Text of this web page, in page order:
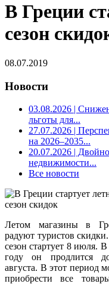
В Греции
сезон
08.07.2019
Новости
03.08.2026 |
льготы для...
27.07.2026 |
на 2026–2035...
20.07.2026 |
недвижимости...
Все новости
Летом магазины в
радуют туристов
сезон стартует 8 июля.
году он продлится
августа. В этот период
приобрести все